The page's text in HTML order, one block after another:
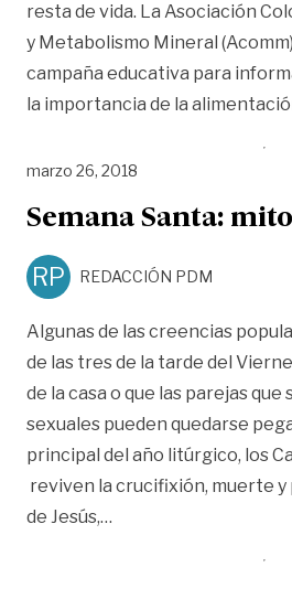
resta de vida. La Asociación
y Metabolismo Mineral
campaña educativa para
la importancia de la
marzo 26, 2018
Semana Santa:
RP REDACCIÓN PDM
Algunas de las creencias
de las tres de la tarde del
de la casa o que las parejas
sexuales pueden quedarse
principal del año litúrgico, los
reviven la crucifixión, muerte
de Jesús,…